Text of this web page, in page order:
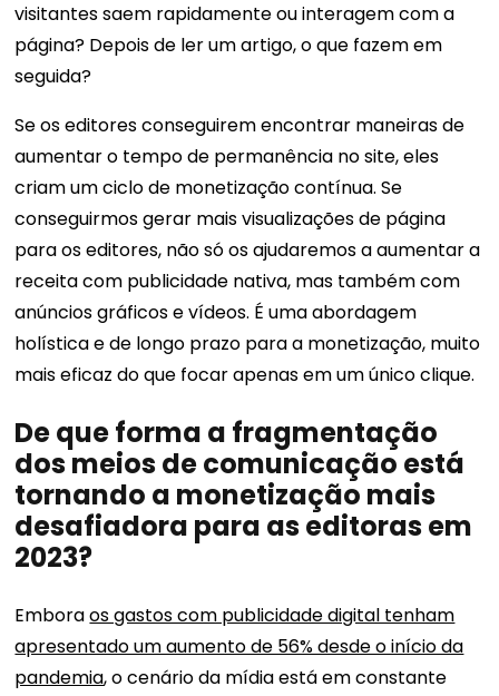
visitantes saem rapidamente ou interagem com a
página? Depois de ler um artigo, o que fazem em
seguida?
Se os editores conseguirem encontrar maneiras de
aumentar o tempo de permanência no site, eles
criam um ciclo de monetização contínua. Se
conseguirmos gerar mais visualizações de página
para os editores, não só os ajudaremos a aumentar a
receita com publicidade nativa, mas também com
anúncios gráficos e vídeos. É uma abordagem
holística e de longo prazo para a monetização, muito
mais eficaz do que focar apenas em um único clique.
De que forma a fragmentação
dos meios de comunicação está
tornando a monetização mais
desafiadora para as editoras em
2023?
Emboraos gastos com publicidade digital tenham
apresentado um aumento de 56% desde o início da
pandemia, o cenário da mídia está em constante